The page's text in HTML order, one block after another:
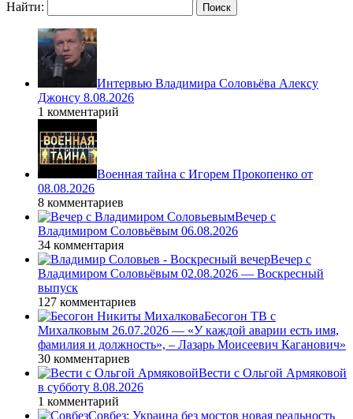
Найти:
Интервью Владимира Соловьёва Алексу
Джонсу 8.08.2026
1 комментарий
Военная тайна с Игорем Прокопенко от
08.08.2026
8 комментариев
Вечер с
Владимиром Соловьёвым 06.08.2026
34 комментария
Вечер с
Владимиром Соловьёвым 02.08.2026 — Воскресный
выпуск
127 комментариев
Бесогон ТВ с
Михалковым 26.07.2026 — «У каждой аварии есть имя,
фамилия и должность», – Лазарь Моисеевич Каганович»
30 комментариев
Вести с Ольгой Армяковой
в субботу 8.08.2026
1 комментарий
Совбез: Украина без мостов новая реальность